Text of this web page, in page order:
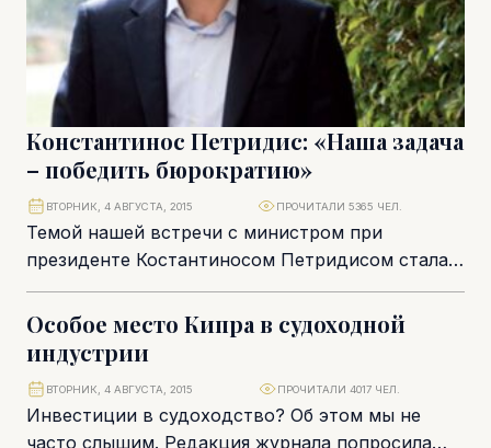
Константинос Петридис: «Наша задача
– победить бюрократию»
Темой нашей встречи с министром при
президенте Костантиносом Петридисом стала
реформа госаппарата Республики Кипр. У
Петридиса интересная должность. В каких-то...
ВТОРНИК, 4 АВГУСТА, 2015 ПРОЧИТАЛИ 5365 ЧЕЛ.
Особое место Кипра в судоходной
индустрии
Инвестиции в судоходство? Об этом мы не
часто слышим. Редакция журнала попросила
ВТОРНИК, 4 АВГУСТА, 2015 ПРОЧИТАЛИ 4017 ЧЕЛ.